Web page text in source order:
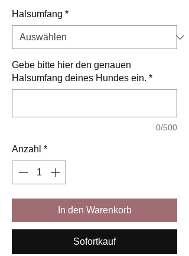
Halsumfang *
Gebe bitte hier den genauen
Halsumfang deines Hundes ein. *
0/500
Anzahl *
In den Warenkorb
Sofortkauf